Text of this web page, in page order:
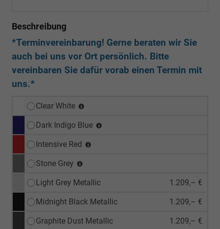
Beschreibung
*Terminvereinbarung! Gerne beraten wir Sie
auch bei uns vor Ort persönlich. Bitte
vereinbaren Sie dafür vorab einen Termin mit
uns.*
Clear White
Dark Indigo Blue
Intensive Red
Stone Grey
Light Grey Metallic 1.209,– €
Midnight Black Metallic 1.209,– €
Graphite Dust Metallic 1.209,– €